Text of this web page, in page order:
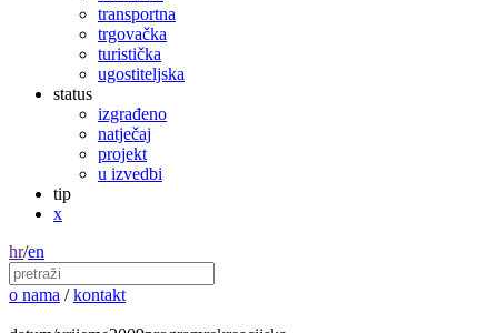
transportna
trgovačka
turistička
ugostiteljska
status
izgrađeno
natječaj
projekt
u izvedbi
tip
x
hr/en
o nama / kontakt